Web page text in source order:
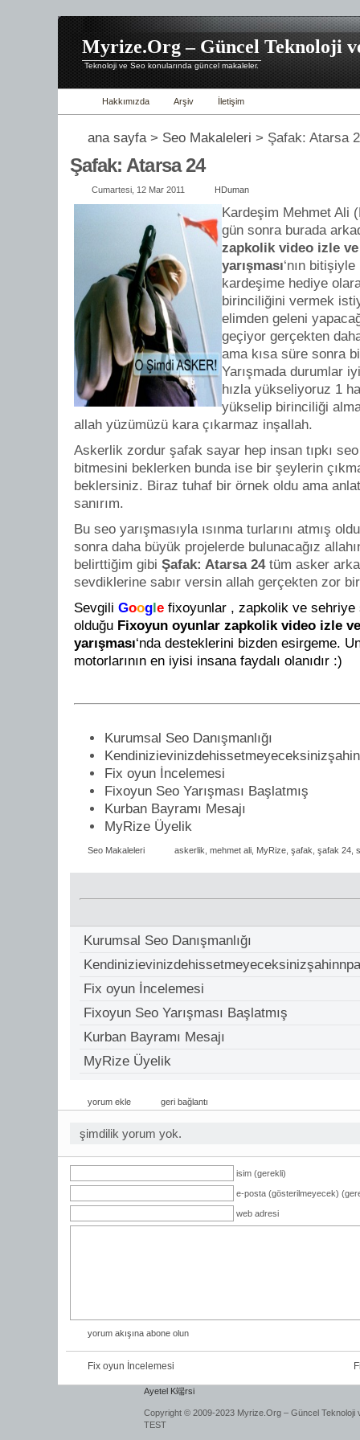
Myrize.Org – Güncel Teknoloji
Teknoloji ve Seo konularında güncel makaleler.
Hakkımızda Arşiv İletişim
ana sayfa> Seo Makaleleri > Şafak: Atarsa
Şafak: Atarsa 24
Cumartesi, 12 Mar 2011 HDuman
Kardeşim Mehmet Ali
gün sonra burada
zapkolik video izle
yarışması‘nın
kardeşime hediye
birinciliğini vermek
elimden geleni
geçiyor gerçekten
ama kısa süre sonra
Yarışmada durumlar
hızla yükseliyoruz 1
yükselip birinciliği
allah yüzümüzü kara çıkarmaz inşallah.
Askerlik zordur şafak sayar hep insan tıpkı
bitmesini beklerken bunda ise bir şeylerin
beklersiniz. Biraz tuhaf bir örnek oldu ama
sanırım.
Bu seo yarışmasıyla ısınma turlarını atmış
sonra daha büyük projelerde bulunacağız
belirttiğim gibi Şafak: Atarsa 24 tüm asker
sevdiklerine sabır versin allah gerçekten zor
Sevgili Google fixoyunlar , zapkolik ve sehriye
olduğu Fixoyun oyunlar zapkolik video izle
yarışması‘nda desteklerini bizden esirgeme.
motorlarının en iyisi insana faydalı olanıdır :)
Kurumsal Seo Danışmanlığı
Fix oyun İncelemesi
Fixoyun Seo Yarışması Başlatmış
Kurban Bayramı Mesajı
MyRize Üyelik
Seo Makaleleri askerlik mehmet ali MyRize şafak şafak 24
Kurumsal Seo Danışmanlığı
Fix oyun İncelemesi
Fixoyun Seo Yarışması Başlatmış
Kurban Bayramı Mesajı
MyRize Üyelik
yorum ekle geri bağlantı
şimdilik yorum yok.
isim (gerekli)
e-posta (gösterilmeyecek)
web adresi
yorum akışına abone olun
Fix oyun İncelemesi
Ayetel K端rsi
Copyright © 2009-2023 Myrize.Org – Güncel Teknoloji
TEST